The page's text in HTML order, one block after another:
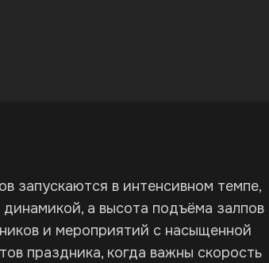
запускаются в интенсивном темпе,
а высота подъёма залпов
и мероприятий с насыщенной
праздника, когда важны скорость